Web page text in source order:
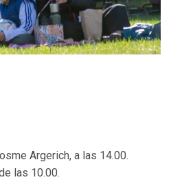
Argerich, a las 14.00.
las 10.00.